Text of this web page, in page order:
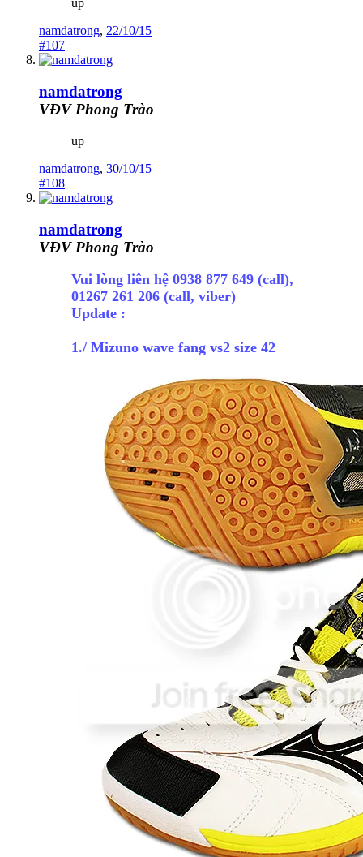
up
namdatrong, 22/10/15
#107
namdatrong
VĐV Phong Trào
up
namdatrong, 30/10/15
#108
namdatrong
VĐV Phong Trào
Vui lòng liên hệ 0938 877 649 (call),
01267 261 206 (call, viber)
Update :
1./ Mizuno wave fang vs2 size 42